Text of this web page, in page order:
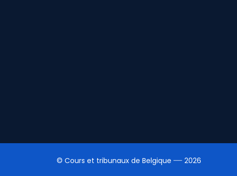
© Cours et tribunaux de Belgique 2026